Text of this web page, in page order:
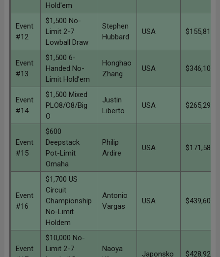
Hold'em
Event
#12
$1,500 No-
Limit 2-7
Lowball Draw
Stephen
Hubbard
USA $155,819
Event
#13
$1,500 6-
Handed No-
Limit Hold’em
Honghao
Zhang
USA $346,108
Event
#14
$1,500 Mixed
PLO8/O8/Big
O
Justin
Liberto
USA $265,297
Event
#15
$600
Deepstack
Pot-Limit
Omaha
Philip
Ardire
USA $171,589
Event
#16
$1,700 US
Circuit
Championship
No-Limit
Holdem
Antonio
Vargas
USA $439,605
Event
$10,000 No-
Limit 2-7
Naoya
Japonsko $428,923